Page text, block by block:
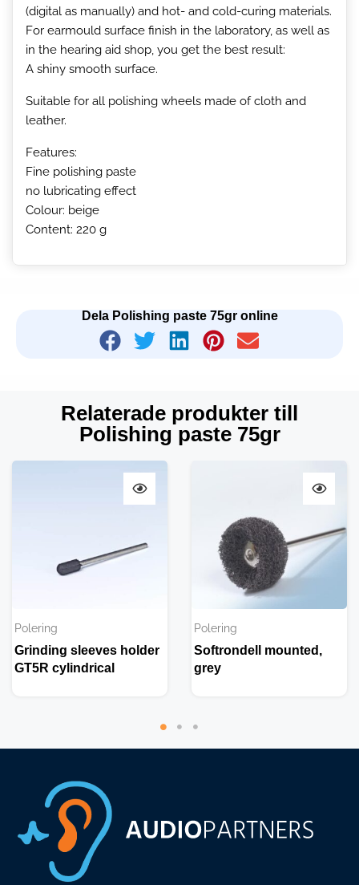
(digital as manually) and hot- and cold-curing materials.
For earmould surface finish in the laboratory, as well as
in the hearing aid shop, you get the best result:
A shiny smooth surface.
Suitable for all polishing wheels made of cloth and
leather.
Features:
Fine polishing paste
no lubricating effect
Colour: beige
Content: 220 g
Dela Polishing paste 75gr online
Relaterade produkter till
Polishing paste 75gr
Polering
Grinding sleeves holder
GT5R cylindrical
Polering
Softrondell mounted,
grey